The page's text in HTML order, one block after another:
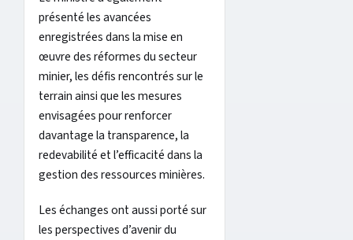
présenté les avancées
enregistrées dans la mise en
œuvre des réformes du secteur
minier, les défis rencontrés sur le
terrain ainsi que les mesures
envisagées pour renforcer
davantage la transparence, la
redevabilité et l’efficacité dans la
gestion des ressources minières.
Les échanges ont aussi porté sur
les perspectives d’avenir du